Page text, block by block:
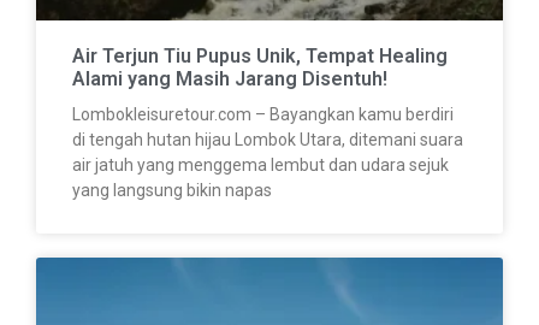
Air Terjun Tiu Pupus Unik, Tempat Healing
Alami yang Masih Jarang Disentuh!
Lombokleisuretour.com – Bayangkan kamu berdiri
di tengah hutan hijau Lombok Utara, ditemani suara
air jatuh yang menggema lembut dan udara sejuk
yang langsung bikin napas